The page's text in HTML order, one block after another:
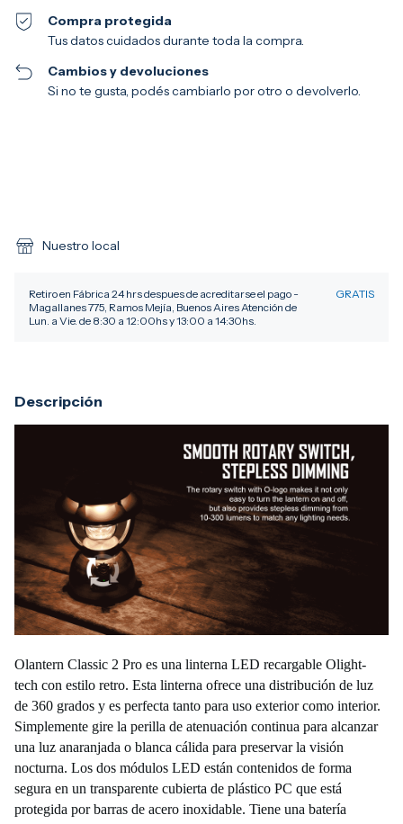
Compra protegida
Tus datos cuidados durante toda la compra.
Cambios y devoluciones
Si no te gusta, podés cambiarlo por otro o devolverlo.
Nuestro local
Retiro en Fábrica 24 hrs despues de acreditarse el pago -
Magallanes 775, Ramos Mejía, Buenos Aires Atención de
Lun. a Vie. de 8:30 a 12:00hs y 13:00 a 14:30hs.
GRATIS
Descripción
Olantern Classic 2 Pro es una linterna LED recargable Olight-
tech con estilo retro. Esta linterna ofrece una distribución de luz
de 360 grados y es perfecta tanto para uso exterior como interior.
Simplemente gire la perilla de atenuación continua para alcanzar
una luz anaranjada o blanca cálida para preservar la visión
nocturna. Los dos módulos LED están contenidos de forma
segura en un transparente cubierta de plástico PC que está
protegida por barras de acero inoxidable. Tiene una batería